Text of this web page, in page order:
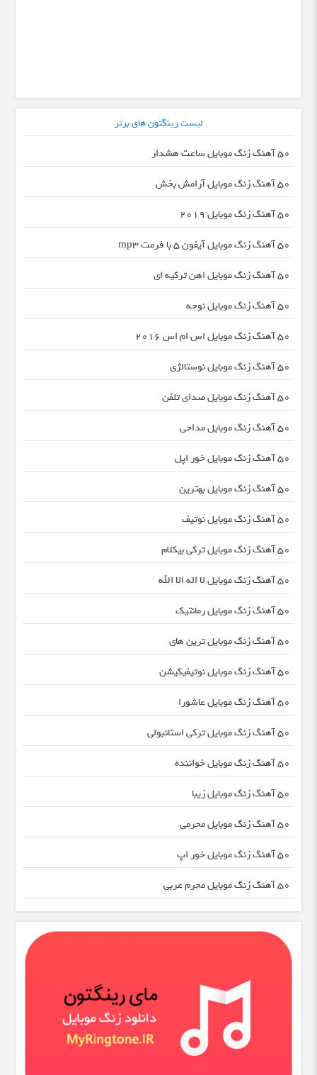
لیست رینگتون های برتر
50 آهنگ زنگ موبایل ساعت هشدار
50 آهنگ زنگ موبایل آرامش بخش
50 آهنگ زنگ موبایل 2019
50 آهنگ زنگ موبایل آیفون 5 با فرمت mp3
50 آهنگ زنگ موبایل اهن ترکیه ای
50 آهنگ زنگ موبایل نوحه
50 آهنگ زنگ موبایل اس ام اس 2016
50 آهنگ زنگ موبایل نوستالژی
50 آهنگ زنگ موبایل صدای تلفن
50 آهنگ زنگ موبایل مداحی
50 آهنگ زنگ موبایل خور اپل
50 آهنگ زنگ موبایل بهترین
50 آهنگ زنگ موبایل نوتیف
50 آهنگ زنگ موبایل ترکی بیکلام
50 آهنگ زنگ موبایل لا اله الا الله
50 آهنگ زنگ موبایل رمانتیک
50 آهنگ زنگ موبایل ترین های
50 آهنگ زنگ موبایل نوتیفیکیشن
50 آهنگ زنگ موبایل عاشورا
50 آهنگ زنگ موبایل ترکی استانبولی
50 آهنگ زنگ موبایل خواننده
50 آهنگ زنگ موبایل زیبا
50 آهنگ زنگ موبایل محرمی
50 آهنگ زنگ موبایل خور اپ
50 آهنگ زنگ موبایل محرم عربی